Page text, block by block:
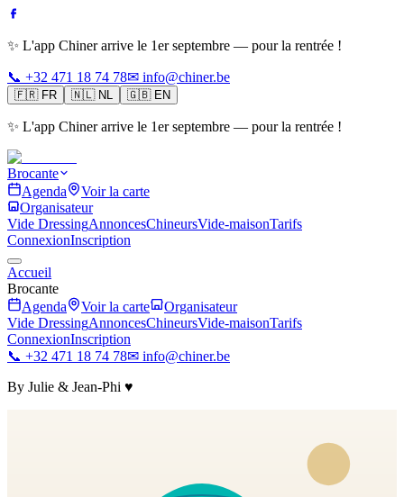
✨ L'app Chiner arrive le 1er septembre — pour la rentrée !
📞 +32 471 18 74 78✉ info@chiner.be
🇫🇷 FR 🇳🇱 NL 🇬🇧 EN
✨ L'app Chiner arrive le 1er septembre — pour la rentrée !
Brocante
Agenda
Voir la carte
Organisateur
Vide DressingAnnoncesChineursVide-maisonTarifs
ConnexionInscription
Accueil
Brocante
Agenda
Voir la carte
Organisateur
Vide DressingAnnoncesChineursVide-maisonTarifs
ConnexionInscription
📞 +32 471 18 74 78✉ info@chiner.be
By Julie & Jean-Phi ♥